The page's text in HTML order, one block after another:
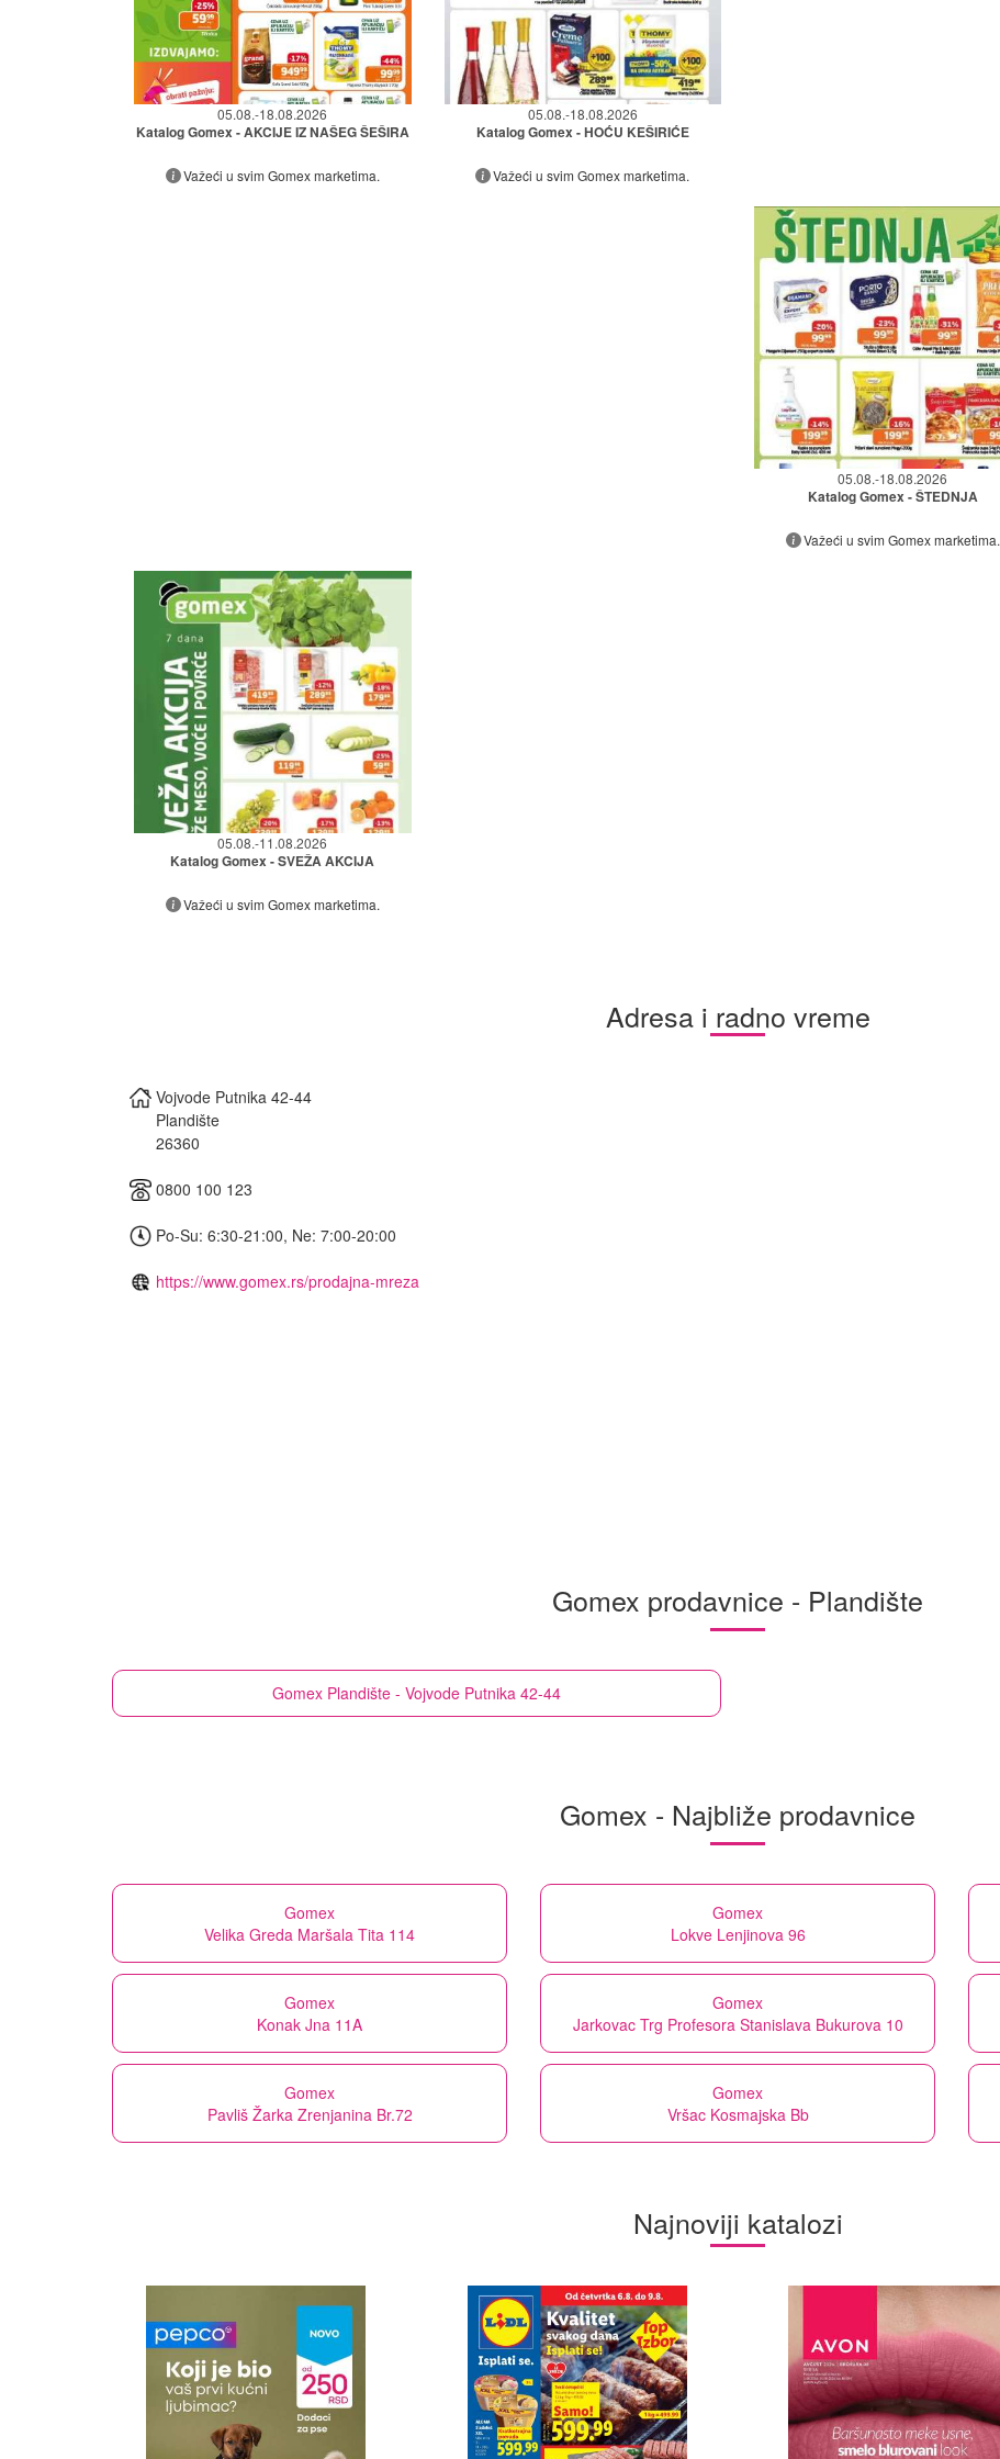
05.08.-18.08.2026
Katalog Gomex - AKCIJE IZ NAŠEG ŠEŠIRA
Važeći u svim Gomex marketima.
05.08.-18.08.2026
Katalog Gomex - HOĆU KEŠIRIĆE
Važeći u svim Gomex marketima.
05.08.-18.08.2026
Katalog Gomex - ŠTEDNJA
Važeći u svim Gomex marketima.
05.08.-11.08.2026
Katalog Gomex - SVEŽA AKCIJA
Važeći u svim Gomex marketima.
Adresa i radno vreme
Vojvode Putnika 42-44
Plandište
26360
0800 100 123
Po-Su: 6:30-21:00, Ne: 7:00-20:00
https://www.gomex.rs/prodajna-mreza
Gomex prodavnice - Plandište
Gomex Plandište - Vojvode Putnika 42-44
Gomex - Najbliže prodavnice
Gomex
Velika Greda Maršala Tita 114
Gomex
Lokve Lenjinova 96
Gomex
Konak Jna 11A
Gomex
Jarkovac Trg Profesora Stanislava Bukurova 10
Gomex
Pavliš Žarka Zrenjanina Br.72
Gomex
Vršac Kosmajska Bb
Najnoviji katalozi